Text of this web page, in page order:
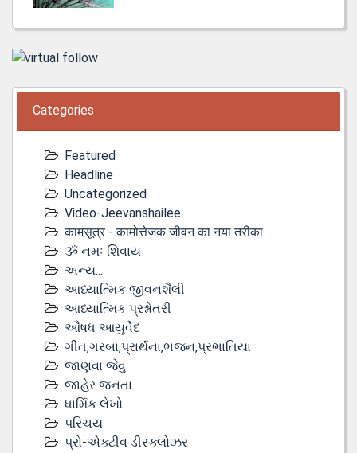
Categories
Featured
Headline
Uncategorized
Video-Jeevanshailee
कामसूत्र - कामोत्तेजक जीवन का नया तरीका
ૐ નમઃ શિવાય
અન્ય...
આધ્યાત્મિક જીવનશૈલી
આધ્યાત્મિક પ્રશ્નોતરી
ઔષધ આયુર્વેદ
ગીત,ગરબા,પ્રાર્થના,ભજન,પ્રભાતિયા
જાણવા જેવુ
જાહેર જનતા
ધાર્મિક લેખો
પરિચય
પ્રો-એક્ટીવ ડીસ્‍ક્લોઝર